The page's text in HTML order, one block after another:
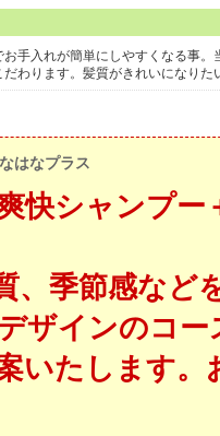
手入れが簡単にしやすくなる事
わります。髪質がきれいになり
はなプラス
快シャンプ
、季節感など
ザインのコ
いたします。